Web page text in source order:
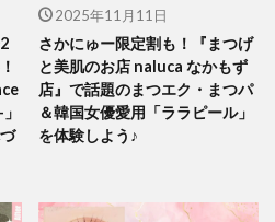
2025年11月11日
さかにゅー限定割も！『まつげ
と美肌のお店 naluca なかもず
店』で話題のまつエク・まつパ
＆韓国女優愛用「ララピール」
を体験しよう♪